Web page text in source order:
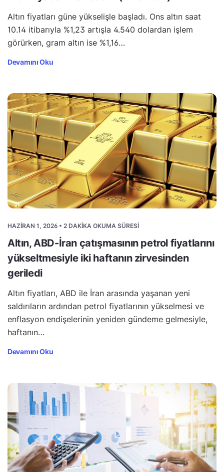
Altın fiyatları güne yükselişle başladı. Ons altın saat
10.14 itibarıyla %1,23 artışla 4.540 dolardan işlem
görürken, gram altın ise %1,16…
Devamını Oku
HAZIRAN 1, 2026 • 2 DAKIKA OKUMA SÜRESI
Altın, ABD-İran çatışmasının petrol fiyatlarını
yükseltmesiyle iki haftanın zirvesinden
geriledi
Altın fiyatları, ABD ile İran arasında yaşanan yeni
saldırıların ardından petrol fiyatlarının yükselmesi ve
enflasyon endişelerinin yeniden gündeme gelmesiyle,
haftanın…
Devamını Oku